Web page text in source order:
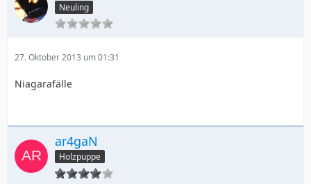
Neuling
27. Oktober 2013 um 01:31
Niagarafälle
ar4gaN
Holzpuppe